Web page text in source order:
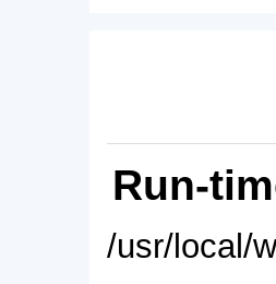
Run-
/usr/local/